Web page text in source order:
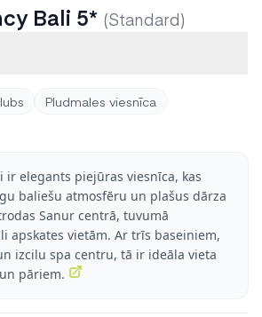
Bali 5* (Standard)
Pludmales viesnīca
ir elegants piejūras viesnīca, kas
baliešu atmosfēru un plašus dārza
Sanur centrā, tuvumā
apskates vietām. Ar trīs baseiniem,
izcilu spa centru, tā ir ideāla vieta
pāriem.